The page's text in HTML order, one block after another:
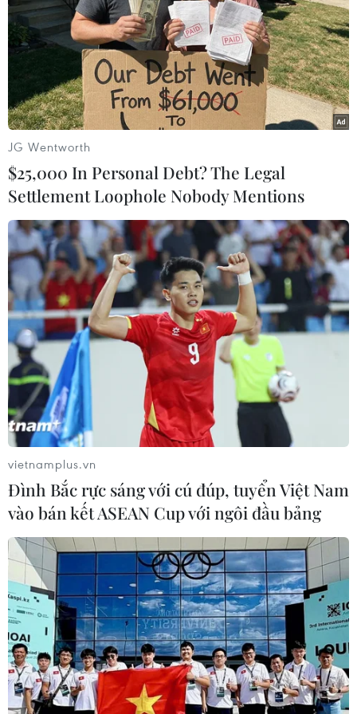
thiếu niên tụ tập đua xe trái phép.
Phú Yên chủ động các phương án, đảm
bảo an toàn công tác bầu cử
22/05/2021 10:03
Với sự vào cuộc quyết liệt, nghiêm túc, trách nhiệm của
cả hệ thống chính trị, các địa phương trong tỉnh đã hoàn
tất công tác chuẩn bị và sẵn sàng cho Ngày hội non
JG Wentworth
$25,000 In Personal Debt? The Legal
Settlement Loophole Nobody Mentions
vietnamplus.vn
Đình Bắc rực sáng với cú đúp, tuyển Việt Nam
vào bán kết ASEAN Cup với ngôi đầu bảng